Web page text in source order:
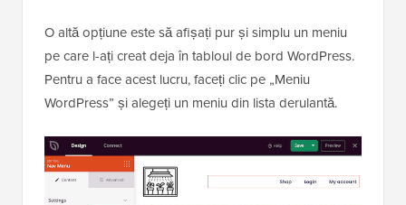
O altă opțiune este să afișați pur și simplu un meniu
pe care l-ați creat deja în tabloul de bord WordPress.
Pentru a face acest lucru, faceți clic pe „Meniu
WordPress” și alegeți un meniu din lista derulantă.